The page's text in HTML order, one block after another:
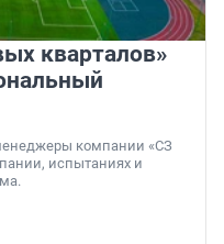
кварталов»
компании «СЗ
испытаниях и